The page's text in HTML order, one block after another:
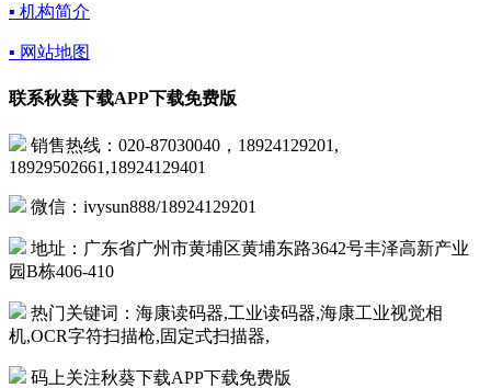
▪ 机构简介
▪ 网站地图
联系秋葵下载APP下载免费版
销售热线：020-87030040，18924129201,
18929502661,18924129401
微信：ivysun888/18924129201
地址：广东省广州市黄埔区黄埔东路3642号丰泽高新产业
园B栋406-410
热门关键词：海康读码器,工业读码器,海康工业视觉相
机,OCR字符扫描枪,固定式扫描器,
码上关注秋葵下载APP下载免费版